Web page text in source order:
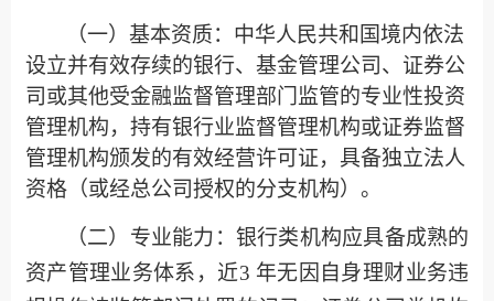
（一） 基本资质： 中华人民共和国境内依法
设立并有效存续的银行、 基金管理公司、 证券公
司 或其他受金融监督管理部门监管的专业性投资
管理机构，持有银行业监督管理机构或证券监督
管理机构颁发的有效经营许可证，具备独立法人
资格（或经总公司授权的分支机构）。
（二）专业能力 ： 银行类机构应具备成熟的
资产管理业务体系，近3 年无因自身理财业务违